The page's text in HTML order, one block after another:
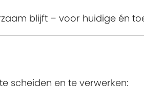
blijft – voor huidige én
scheiden en te verwerken: